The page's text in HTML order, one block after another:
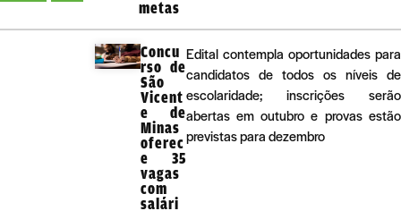
metas
Concu
rso de
São
Vicent
e de
Minas
oferec
e 35
vagas
com
salári
Edital contempla oportunidades para
candidatos de todos os níveis de
escolaridade; inscrições serão
abertas em outubro e provas estão
previstas para dezembro